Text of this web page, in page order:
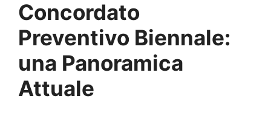
Concordato
Preventivo Biennale:
una Panoramica
Attuale